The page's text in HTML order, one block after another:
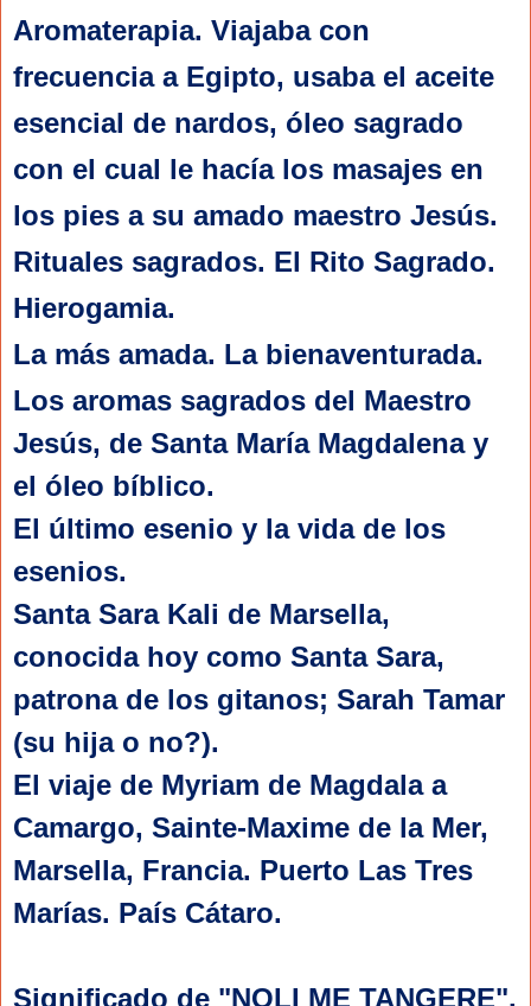
Aromaterapia. Viajaba con
frecuencia a Egipto, usaba el aceite
esencial de nardos, óleo sagrado
con el cual le hacía los masajes en
los pies a su amado maestro Jesús.
Rituales sagrados. El Rito Sagrado.
Hierogamia.
La más amada. La bienaventurada.
Los aromas sagrados del Maestro
Jesús, de Santa María Magdalena y
el óleo bíblico.
El último esenio y la vida de los
esenios.
Santa Sara Kali de Marsella,
conocida hoy como Santa Sara,
patrona de los gitanos; Sarah Tamar
(su hija o no?).
El viaje de Myriam de Magdala a
Camargo, Sainte-Maxime de la Mer,
Marsella, Francia. Puerto Las Tres
Marías. País Cátaro.